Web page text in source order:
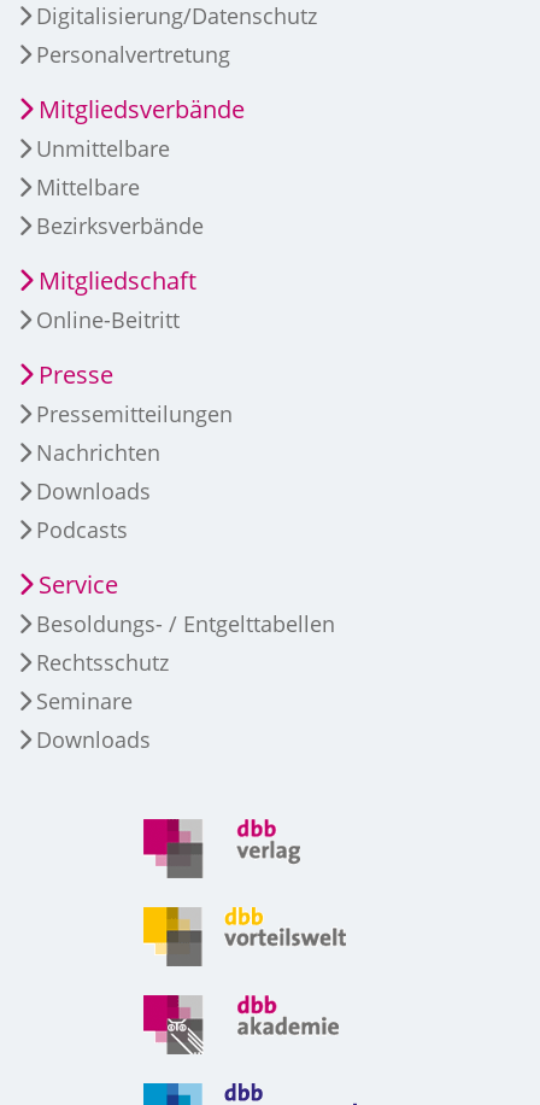
Digitalisierung/Datenschutz
Personalvertretung
Mitgliedsverbände
Unmittelbare
Mittelbare
Bezirksverbände
Mitgliedschaft
Online-Beitritt
Presse
Pressemitteilungen
Nachrichten
Downloads
Podcasts
Service
Besoldungs- / Entgelttabellen
Rechtsschutz
Seminare
Downloads